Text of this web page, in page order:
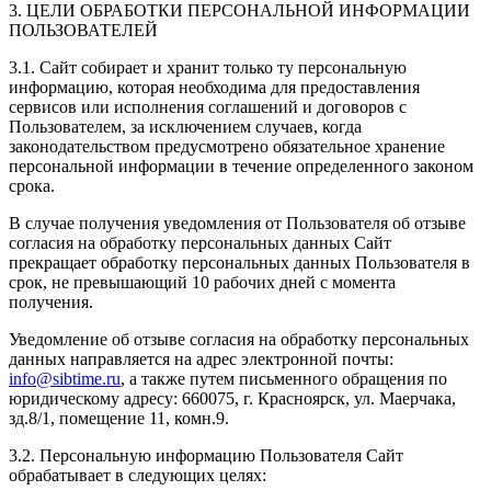
3. ЦЕЛИ ОБРАБОТКИ ПЕРСОНАЛЬНОЙ ИНФОРМАЦИИ
ПОЛЬЗОВАТЕЛЕЙ
3.1. Сайт собирает и хранит только ту персональную
информацию, которая необходима для предоставления
сервисов или исполнения соглашений и договоров с
Пользователем, за исключением случаев, когда
законодательством предусмотрено обязательное хранение
персональной информации в течение определенного законом
срока.
В случае получения уведомления от Пользователя об отзыве
согласия на обработку персональных данных Сайт
прекращает обработку персональных данных Пользователя в
срок, не превышающий 10 рабочих дней с момента
получения.
Уведомление об отзыве согласия на обработку персональных
данных направляется на адрес электронной почты:
info@sibtime.ru, а также путем письменного обращения по
юридическому адресу: 660075, г. Красноярск, ул. Маерчака,
зд.8/1, помещение 11, комн.9.
3.2. Персональную информацию Пользователя Сайт
обрабатывает в следующих целях: